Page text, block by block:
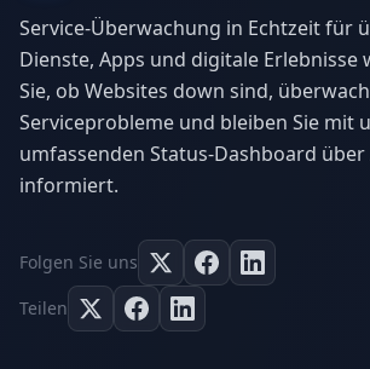
Service-Überwachung in Echtzeit für
Dienste, Apps und digitale Erlebnisse
Sie, ob Websites down sind,
Serviceprobleme und bleiben Sie mit
umfassenden Status-Dashboard über
informiert.
Folgen Sie uns
Teilen